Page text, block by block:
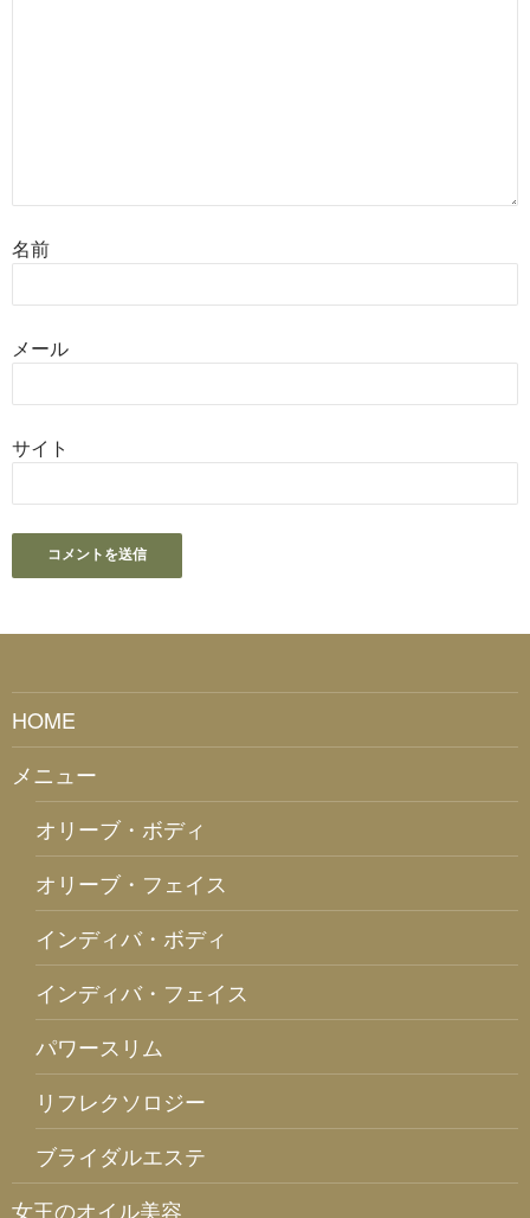
名前
メール
サイト
HOME
メニュー
オリーブ・ボディ
オリーブ・フェイス
インディバ・ボディ
インディバ・フェイス
パワースリム
リフレクソロジー
ブライダルエステ
女王のオイル美容